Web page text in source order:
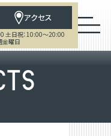
アクセス
土日祝：10:00～20:00
金曜日
TS